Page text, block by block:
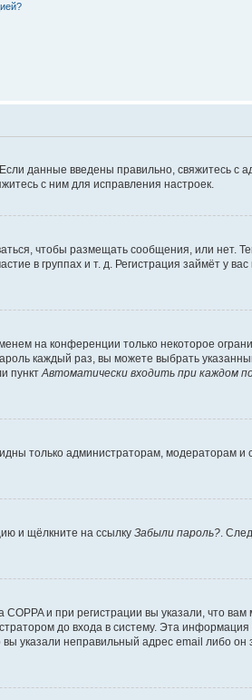
данные введены правильно, свяжитесь с
с ним для исправления настроек.
чтобы размещать сообщения, или нет.
в группах и т. д. Регистрация займёт у
на конференции только некоторое
каждый раз, вы можете выбрать
пунктАвтоматически входить при каждом
только администраторам, модераторам и
и щёлкните на ссылку Забыли пароль?.
и при регистрации вы указали, что
до входа в систему. Эта
указали неправильный адрес email либо